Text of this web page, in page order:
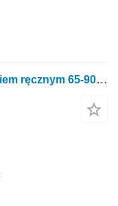
Bomet P570/3 Pielnik z prowadzeniem ręcznym 65-90cm Nembus